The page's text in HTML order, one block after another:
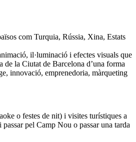
com Turquia, Rússia, Xina, Estats
il·luminació i efectes visuals que
de la Ciutat de Barcelona d’una forma
innovació, emprenedoria, màrqueting
o festes de nit) i visites turístiques a
pel Camp Nou o passar una tarda